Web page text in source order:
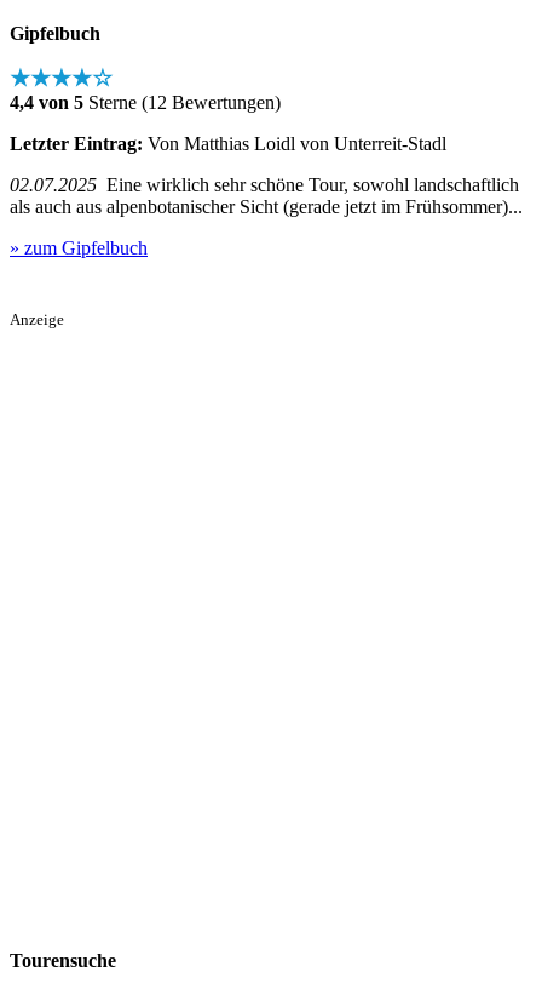
Gipfelbuch
★★★★☆
4,4 von 5 Sterne (12 Bewertungen)
Letzter Eintrag: Von Matthias Loidl von Unterreit-Stadl
02.07.2025 Eine wirklich sehr schöne Tour, sowohl landschaftlich
als auch aus alpenbotanischer Sicht (gerade jetzt im Frühsommer)...
» zum Gipfelbuch
Anzeige
Tourensuche